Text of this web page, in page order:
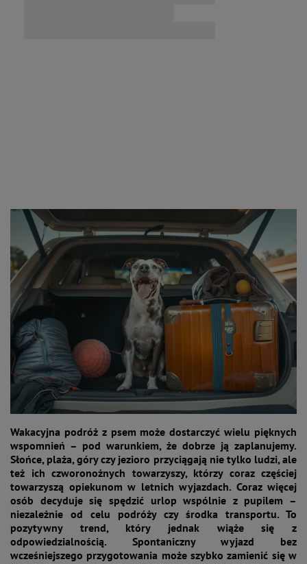
Wakacyjna podróż z psem może dostarczyć wielu pięknych
wspomnień – pod warunkiem, że dobrze ją zaplanujemy.
Słońce, plaża, góry czy jezioro przyciągają nie tylko ludzi, ale
też ich czworonożnych towarzyszy, którzy coraz częściej
towarzyszą opiekunom w letnich wyjazdach. Coraz więcej
osób decyduje się spędzić urlop wspólnie z pupilem –
niezależnie od celu podróży czy środka transportu. To
pozytywny trend, który jednak wiąże się z
odpowiedzialnością. Spontaniczny wyjazd bez
wcześniejszego przygotowania może szybko zamienić się w